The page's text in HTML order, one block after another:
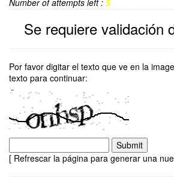
Number of attempts left : 5
Se requiere validación
Por favor digitar el texto que ve en la
texto para continuar:
[ Refrescar la página para generar una